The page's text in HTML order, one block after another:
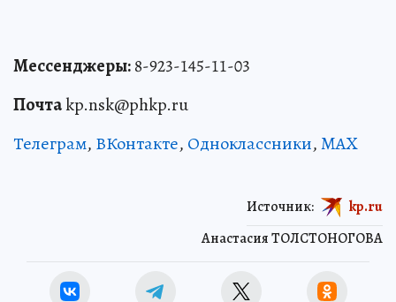
Мессенджеры:8-923-145-11-03
Почтаkp.nsk@phkp.ru
Телеграм, ВКонтакте, Одноклассники,MAX
Анастасия ТОЛСТОНОГОВА
Источник: kp.ru